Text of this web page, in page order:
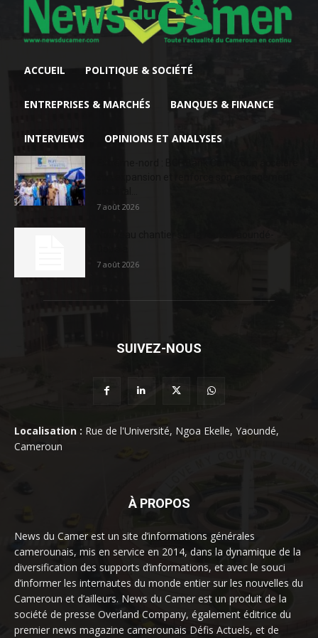
ACCUEIL POLITIQUE & SOCIÉTÉ
ENTREPRISES & MARCHÉS BANQUES & FINANCE
INTERVIEWS OPINIONS ET ANALYSES
7 août 2026
7 août 2026
SUIVEZ-NOUS
Localisation : Rue de l'Université, Ngoa Ekelle, Yaoundé,
Cameroun
À PROPOS
News du Camer est un site d’informations générales
camerounais, mis en service en 2014, dans la dynamique de la
diversification des supports d’informations, et avec le souci
d’informer les internautes du monde entier sur les nouvelles du
Cameroun et d’ailleurs. News du Camer est un produit de la
société de presse Overland Company, également éditrice du
premier news magazine camerounais Défis Actuels, et de